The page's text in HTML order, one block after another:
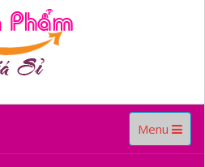
Toggle
navigation
Menu